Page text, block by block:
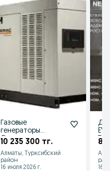
Газовые
генераторы
Generac
10 235 300 тг.
Алматы, Турксибский
район
16 июля 2026 г.
83
16